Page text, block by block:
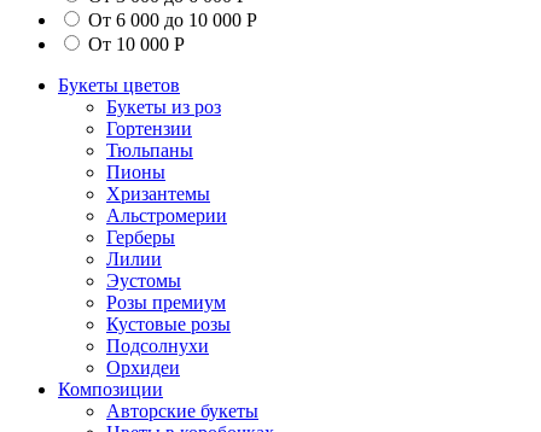
От 6 000 до 10 000 Р
От 10 000 Р
Букеты цветов
Букеты из роз
Гортензии
Тюльпаны
Пионы
Хризантемы
Альстромерии
Герберы
Лилии
Эустомы
Розы премиум
Кустовые розы
Подсолнухи
Орхидеи
Композиции
Авторские букеты